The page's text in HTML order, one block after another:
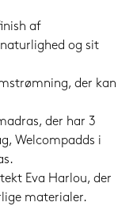
af
og sit
der kan
der har 3
Welcompadds i
Eva Harlou, der
materialer.